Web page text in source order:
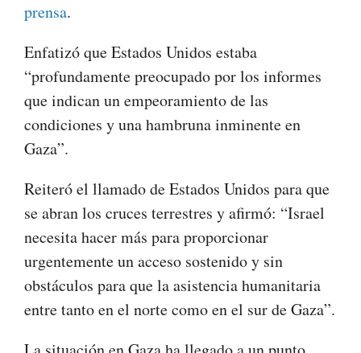
prensa.
Enfatizó que Estados Unidos estaba
“profundamente preocupado por los informes
que indican un empeoramiento de las
condiciones y una hambruna inminente en
Gaza”.
Reiteró el llamado de Estados Unidos para que
se abran los cruces terrestres y afirmó: “Israel
necesita hacer más para proporcionar
urgentemente un acceso sostenido y sin
obstáculos para que la asistencia humanitaria
entre tanto en el norte como en el sur de Gaza”.